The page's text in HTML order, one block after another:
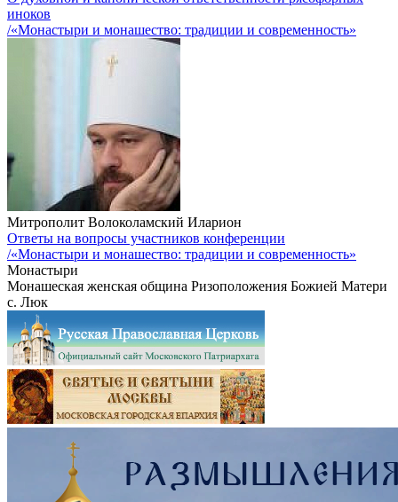
иноков
/«Монастыри и монашество: традиции и современность»
Митрополит Волоколамский Иларион
Ответы на вопросы участников конференции
/«Монастыри и монашество: традиции и современность»
Монастыри
Монашеская женская община Ризоположения Божией Матери
с. Люк